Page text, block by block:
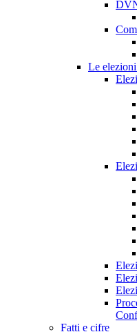
Le
Fatti e cifre